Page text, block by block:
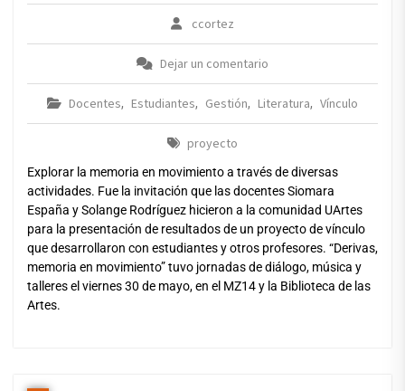
ccortez
Dejar un comentario
Docentes, Estudiantes, Gestión, Literatura, Vínculo
proyecto
Explorar la memoria en movimiento a través de diversas
actividades. Fue la invitación que las docentes Siomara
España y Solange Rodríguez hicieron a la comunidad UArtes
para la presentación de resultados de un proyecto de vínculo
que desarrollaron con estudiantes y otros profesores. “Derivas,
memoria en movimiento” tuvo jornadas de diálogo, música y
talleres el viernes 30 de mayo, en el MZ14 y la Biblioteca de las
Artes.